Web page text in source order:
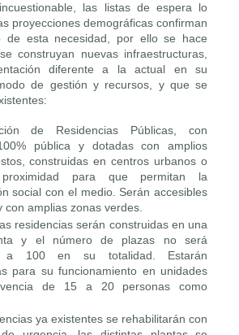
las listas de espera lo
proyecciones demográficas confirman
de esta necesidad, por ello se hace
construyan nuevas infraestructuras,
diferente a la actual en su
de gestión y recursos, y que se
de Residencias Públicas, con
pública y dotadas con amplios
construidas en centros urbanos o
para que permitan la
social con el medio. Serán accesibles
con amplias zonas verdes.
residencias serán construidas en una
y el número de plazas no será
a 100 en su totalidad. Estarán
para su funcionamiento en unidades
de 15 a 20 personas como
ya existentes se rehabilitarán con